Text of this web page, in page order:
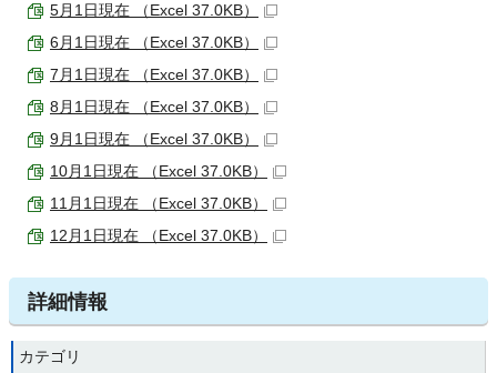
5月1日現在 （Excel 37.0KB）
6月1日現在 （Excel 37.0KB）
7月1日現在 （Excel 37.0KB）
8月1日現在 （Excel 37.0KB）
9月1日現在 （Excel 37.0KB）
10月1日現在 （Excel 37.0KB）
11月1日現在 （Excel 37.0KB）
12月1日現在 （Excel 37.0KB）
詳細情報
カテゴリ